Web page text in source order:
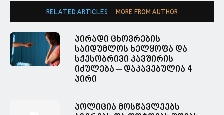
RELATED ARTICLES MORE FROM AUTHOR
პირადი ცხოვრების
საიდუმლოს ხელყოფა და
სქესობრივი კავშირის
იძულება – დაკავებულია 4
პირი
პოლიცია მოსწავლეებს